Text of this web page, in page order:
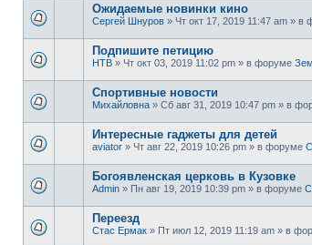
Ожидаемые новинки кино
Сергей Шнуров » Чт окт 17, 2019 11:47 am » в
Подпишите петицию
НТВ » Чт окт 03, 2019 11:02 pm » в форуме
Спортивные новости
Михайловна » Сб авг 31, 2019 10:47 pm » в
Интересные гаджеты для детей
aviator » Чт авг 22, 2019 10:26 pm » в форуме
Богоявленская церковь в Кузовке
Admin » Пн авг 19, 2019 10:39 pm » в форуме
Переезд
Стас Ермак » Пт июл 12, 2019 11:19 am » в